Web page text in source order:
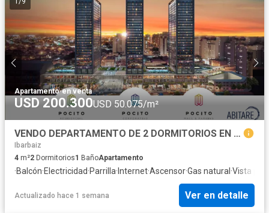
Apartamento·en venta
USD 200.300USD 50.075/m²
VENDO DEPARTAMENTO DE 2 DORMITORIOS EN POCITO SOCIAL LIFE - PROACO
Ibarbaiz
4 m²2 Dormitorios1 BañoApartamento
·Balcón·Electricidad·Parrilla· Internet·Ascensor·Gas natural ·Vista
Actualizado hace 1 semana Ver en detalle